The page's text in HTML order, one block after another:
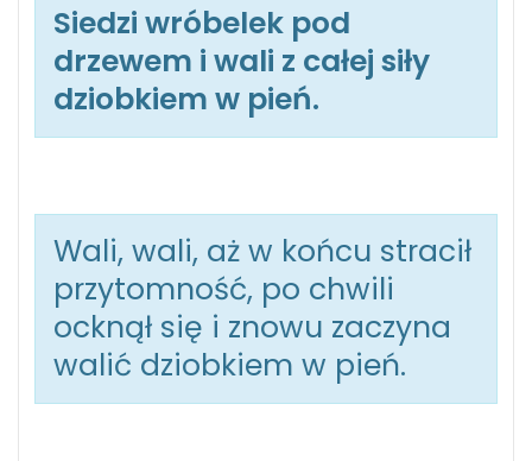
Siedzi wróbelek pod
drzewem i wali z całej siły
dziobkiem w pień.
Wali, wali, aż w końcu stracił
przytomność, po chwili
ocknął się i znowu zaczyna
walić dziobkiem w pień.